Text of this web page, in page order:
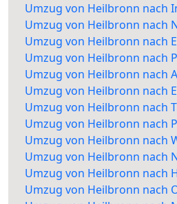
Umzug von Heilbronn nach
Umzug von Heilbronn nach
Umzug von Heilbronn nach
Umzug von Heilbronn nach
Umzug von Heilbronn nach
Umzug von Heilbronn nach
Umzug von Heilbronn nach
Umzug von Heilbronn nach
Umzug von Heilbronn nach
Umzug von Heilbronn nach
Umzug von Heilbronn nach
Umzug von Heilbronn nach